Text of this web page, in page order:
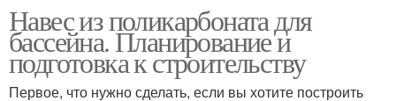
Навес из поликарбоната для
бассейна. Планирование и
подготовка к строительству
Первое, что нужно сделать, если вы хотите построить